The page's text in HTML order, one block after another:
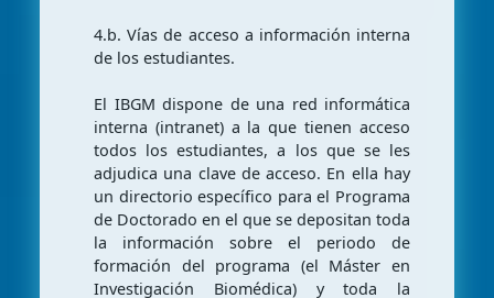
4.b. Vías de acceso a información interna
de los estudiantes.
El IBGM dispone de una red informática
interna (intranet) a la que tienen acceso
todos los estudiantes, a los que se les
adjudica una clave de acceso. En ella hay
un directorio específico para el Programa
de Doctorado en el que se depositan toda
la información sobre el periodo de
formación del programa (el Máster en
Investigación Biomédica) y toda la